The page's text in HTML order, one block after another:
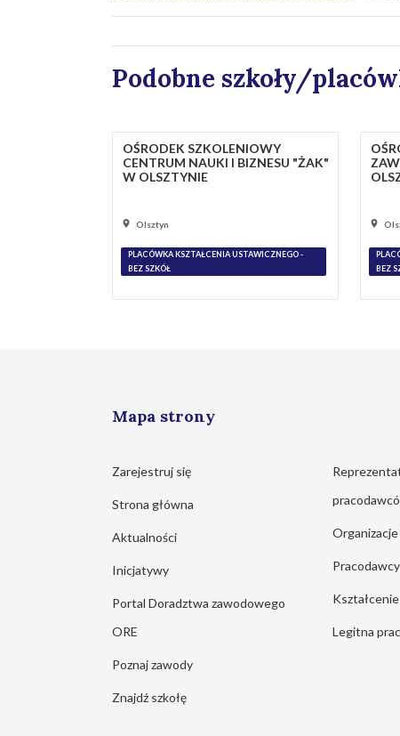
Podobne szkoły/
OŚRODEK SZKOLENIOWY
CENTRUM NAUKI I BIZNESU "ŻAK"
W OLSZTYNIE
Olsztyn
PLACÓWKA KSZTAŁCENIA USTAWICZNEGO -
BEZ SZKÓŁ
BEZ
Mapa strony
Zarejestruj się
Strona główna
Aktualności
Inicjatywy
Portal Doradztwa zawodowego
ORE
Poznaj zawody
Znajdź szkołę
Pracodawcy
Legitna